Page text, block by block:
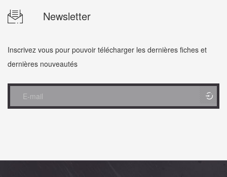
Newsletter
Inscrivez vous pour pouvoir télécharger les dernières fiches et
dernières nouveautés